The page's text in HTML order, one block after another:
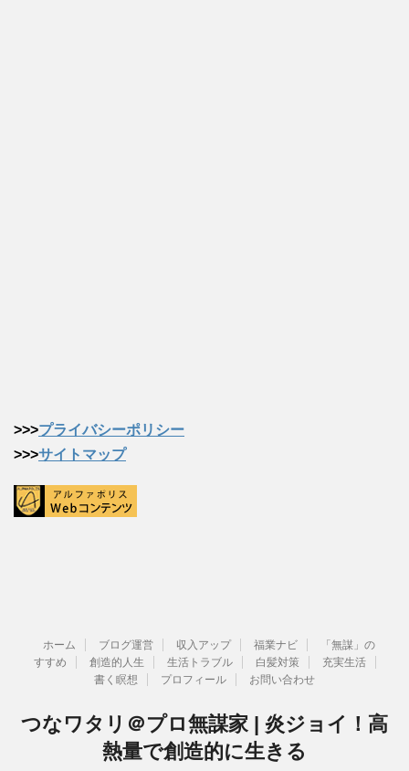
>>>プライバシーポリシー
>>>サイトマップ
ホーム ブログ運営 収入アップ 福業ナビ
「無謀」の
すすめ
創造的人生 生活トラブル 白髪対策
充実生活
書く瞑想
プロフィール お問い合わせ
つなワタリ＠プロ無謀家 | 炎ジョイ！高
熱量で創造的に生きる